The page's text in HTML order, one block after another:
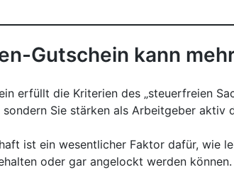
Gutschein kann
erfüllt die Kriterien des „steuerfreien
Sie stärken als Arbeitgeber aktiv
ist ein wesentlicher Faktor dafür, wie
oder gar angelockt werden können.